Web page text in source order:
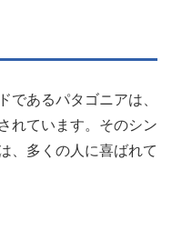
であるパタゴニアは、
れています。そのシン
、多くの人に喜ばれて